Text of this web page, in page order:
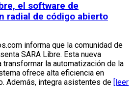
el software de
radial de código abierto
informa que la comunidad de
SARA Libre. Esta nueva
transformar la automatización de la
ofrece alta eficiencia en
Además, integra asistentes de [leer